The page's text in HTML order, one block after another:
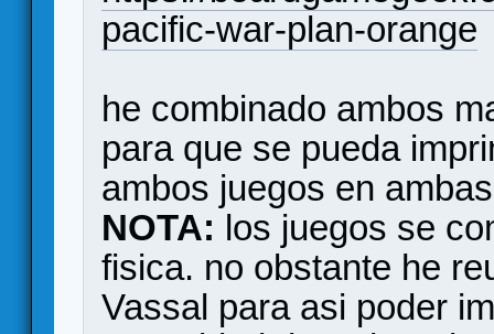
pacific-war-plan-orange
he combinado ambos
para que se pueda
ambos juegos en
NOTA: los juegos se
fisica. no obstante he
Vassal para asi poder